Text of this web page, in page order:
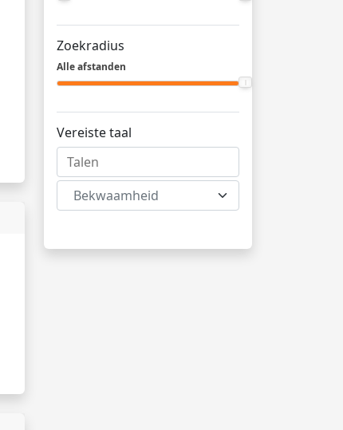
Zoekradius
Alle afstanden
Vereiste taal
Bekwaamheid